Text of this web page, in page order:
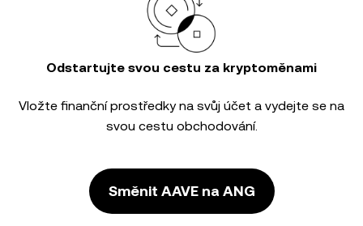
Odstartujte svou cestu za kryptoměnami
Vložte finanční prostředky na svůj účet a vydejte se na
svou cestu obchodování.
Směnit AAVE na ANG